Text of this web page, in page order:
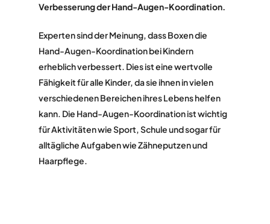
Verbesserung der Hand-Augen-Koordination.
Experten sind der Meinung, dass Boxen die
Hand-Augen-Koordination bei Kindern
erheblich verbessert. Dies ist eine wertvolle
Fähigkeit für alle Kinder, da sie ihnen in vielen
verschiedenen Bereichen ihres Lebens helfen
kann. Die Hand-Augen-Koordination ist wichtig
für Aktivitäten wie Sport, Schule und sogar für
alltägliche Aufgaben wie Zähneputzen und
Haarpflege.